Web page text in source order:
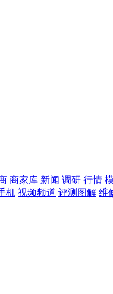
商家库 新闻 调研 行情
机 视频频道 评测图解 维